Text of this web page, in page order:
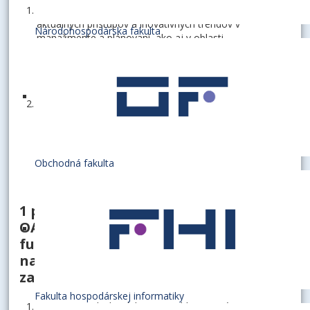
Národohospodárska fakulta
Obchodná fakulta
Fakulta hospodárskej informatiky
aktuálnych prístupov a inovatívnych trendov v
manažmente a plánovaní, ako aj v oblasti
analytických nástrojov v manažérskej praxi,
v pedagogickej oblasti na problematiku všeobecného
manažmentu a funkcií manažmentu, manažérskeho
1 pracovné miesto (č. 114/2025/FPM-
OA) vysokoškolského učiteľa na
funkčnom mieste odborný asistent
na
zameraním:
v tvorivej (vedeckovýskumnej) oblasti na témy